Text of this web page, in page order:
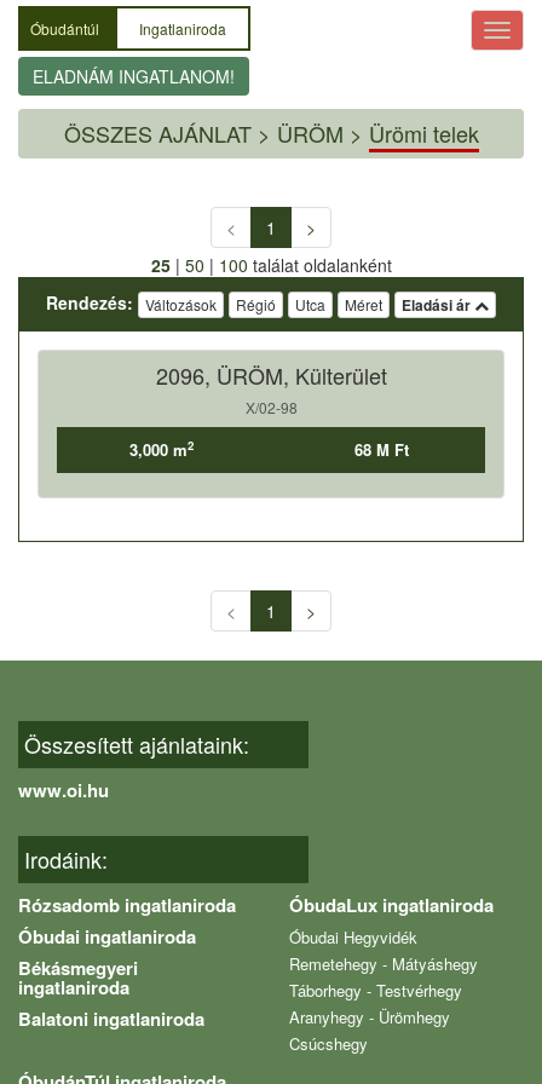
Óbudántúl Ingatlaniroda
ELADNÁM INGATLANOM!
ÖSSZES AJÁNLAT> ÜRÖM > Ürömi telek
< 1
>
25| 50 | 100 találat oldalanként
Rendezés:
Változások Régió Utca Méret Eladási ár
2096, ÜRÖM, Külterület
X/02-98
3,000 m2 68 M Ft
< 1 >
Összesített ajánlataink:
www.oi.hu
Irodáink:
Rózsadomb ingatlaniroda
Óbudai ingatlaniroda
Békásmegyeri
ingatlaniroda
Balatoni ingatlaniroda
ÓbudaLux ingatlaniroda
Óbudai Hegyvidék
Remetehegy - Mátyáshegy
Táborhegy - Testvérhegy
Aranyhegy - Ürömhegy
Csúcshegy